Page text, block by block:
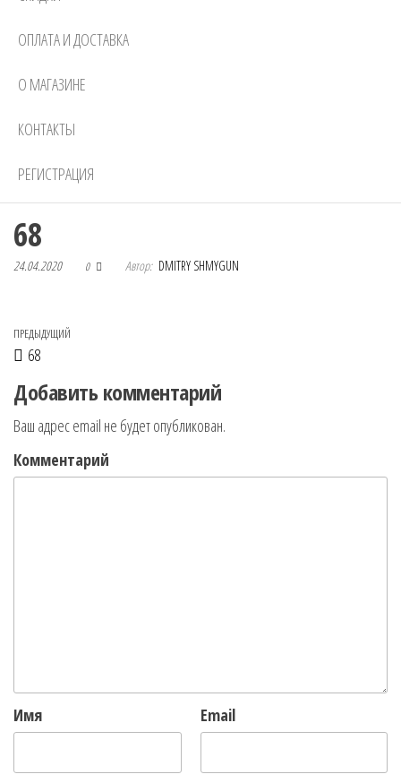
ОПЛАТА И ДОСТАВКА
О МАГАЗИНЕ
КОНТАКТЫ
РЕГИСТРАЦИЯ
68
24.04.2020 0 Автор: DMITRY SHMYGUN
Навигация по записям
Предыдущая запись
ПРЕДЫДУЩИЙ
68
Добавить комментарий
Ваш адрес email не будет опубликован.
Комментарий
Имя Email